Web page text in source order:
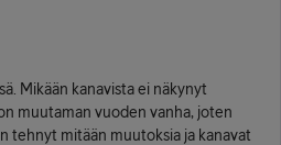
Mikään kanavista ei näkynyt
muutaman vuoden vanha, joten
tehnyt mitään muutoksia ja kanavat